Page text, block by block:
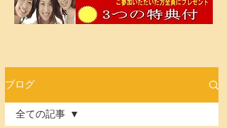
ブログ
全ての記事